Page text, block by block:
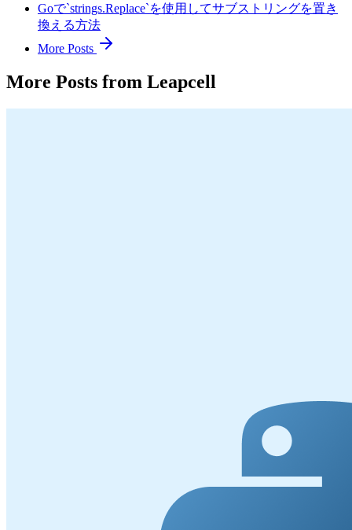
Goで`strings.Replace`を使用してサブストリングを置き
換える方法
More Posts
More Posts from Leapcell